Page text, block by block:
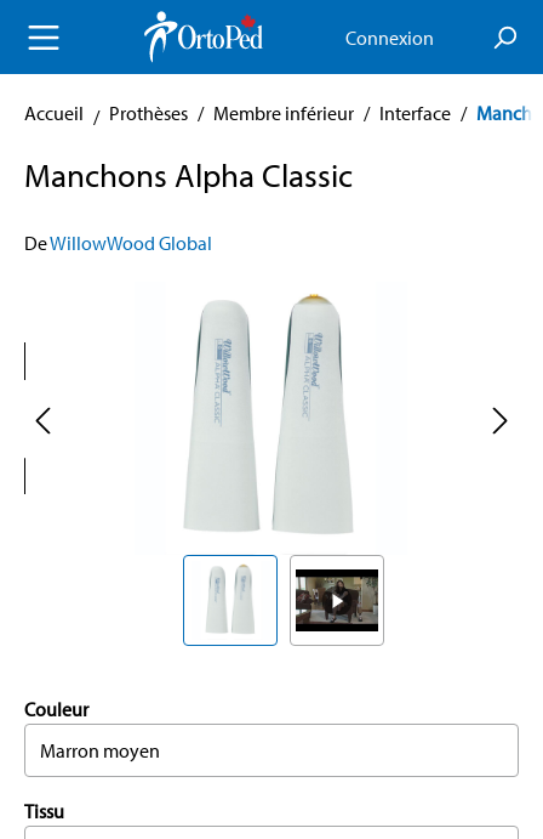
principal Connexion
Accueil Prothèses / Membre inférieur / Interface /
Manchons Alpha Classic
DeWillowWood Global
Couleur
Marron moyen
Tissu